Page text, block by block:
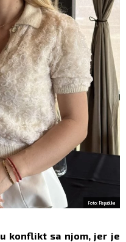
Foto: Republika
konflikt sa njom, jer je